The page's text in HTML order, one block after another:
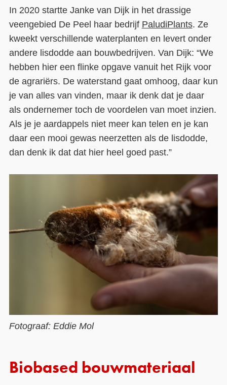
In 2020 startte Janke van Dijk in het drassige
veengebied De Peel haar bedrijf PaludiPlants. Ze
kweekt verschillende waterplanten en levert onder
andere lisdodde aan bouwbedrijven. Van Dijk: “We
hebben hier een flinke opgave vanuit het Rijk voor
de agrariërs. De waterstand gaat omhoog, daar kun
je van alles van vinden, maar ik denk dat je daar
als ondernemer toch de voordelen van moet inzien.
Als je je aardappels niet meer kan telen en je kan
daar een mooi gewas neerzetten als de lisdodde,
dan denk ik dat dat hier heel goed past.”
Fotograaf: Eddie Mol
Biobased bouwmateriaal